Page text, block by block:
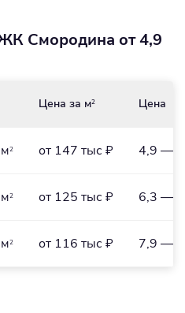
Смородина от 4,9
Цена за м2 Цена
2 от 147 тыс ₽ 4,9 —
2 от 125 тыс ₽ 6,3 —
2 от 116 тыс ₽ 7,9 —